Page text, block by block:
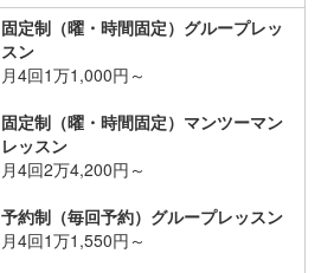
固定制（曜・時間固定）グループレッ
スン
月4回1万1,000円～
固定制（曜・時間固定）マンツーマン
レッスン
月4回2万4,200円～
予約制（毎回予約）グループレッスン
月4回1万1,550円～